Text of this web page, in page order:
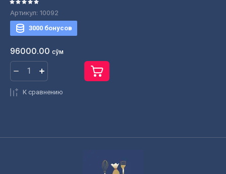
Артикул: 10092
3000 бонусов
96000.00 сўм
К сравнению